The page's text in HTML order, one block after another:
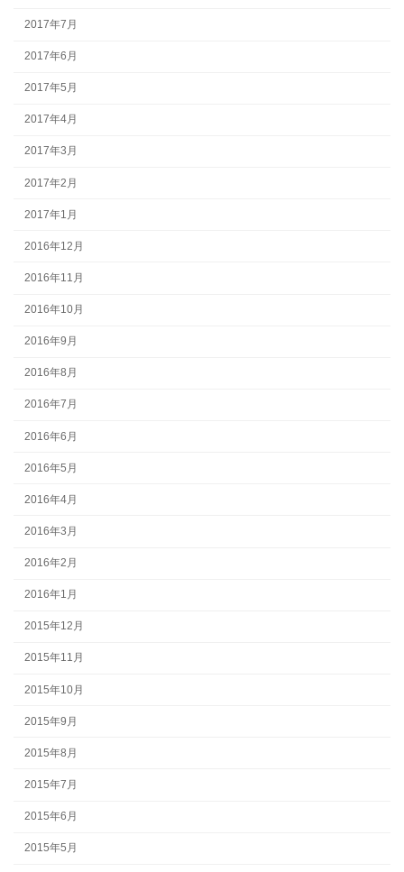
2017年7月
2017年6月
2017年5月
2017年4月
2017年3月
2017年2月
2017年1月
2016年12月
2016年11月
2016年10月
2016年9月
2016年8月
2016年7月
2016年6月
2016年5月
2016年4月
2016年3月
2016年2月
2016年1月
2015年12月
2015年11月
2015年10月
2015年9月
2015年8月
2015年7月
2015年6月
2015年5月